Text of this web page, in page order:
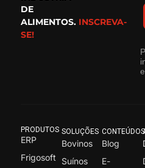
DE
ALIMENTOS. INSCREVA-
SE!
PRODUTOS
ERP
Frigosoft
SOLUÇÕES
Bovinos
Suínos
CONTEÚDOS
Blog
E-